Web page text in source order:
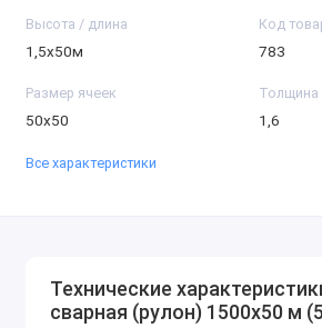
Высота / длина
1,5х50м
Код
783
Размер ячеек
50х50
Толщина
1,6
Все характеристики
Технические
сварная (рулон) 1500х50 м